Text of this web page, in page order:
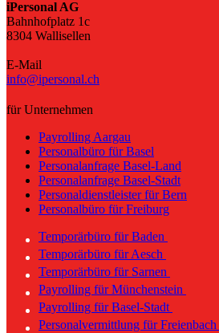
iPersonal AG
Bahnhofplatz 1c
8304 Wallisellen
E-Mail
info@ipersonal.ch
für Unternehmen
Payrolling Aargau
Personalbüro für Basel
Personalanfrage Basel-Land
Personalanfrage Basel-Stadt
Personaldienstleister für Bern
Personalbüro für Freiburg
Temporärbüro für Baden
Temporärbüro für Aesch
Temporärbüro für Sarnen
Payrolling für Münchenstein
Payrolling für Basel-Stadt
Personalvermittlung für Freienbach